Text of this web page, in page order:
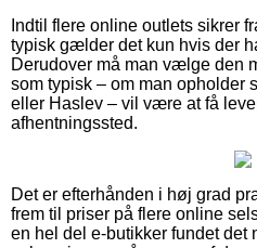
Indtil flere online outlets sikrer
typisk gælder det kun hvis der
Derudover må man vælge den
som typisk – om man opholder
eller Haslev – vil være at få
afhentningssted.
Det er efterhånden i høj grad
frem til priser på flere online
en hel del e-butikker fundet det